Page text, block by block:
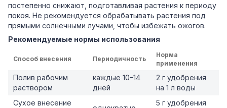
постепенно снижают, подготавливая растения к периоду
покоя. Не рекомендуется обрабатывать растения под
прямыми солнечными лучами, чтобы избежать ожогов.
Рекомендуемые нормы использования
Способ внесения Периодичность
Норма
применения
Полив рабочим
раствором
каждые 10–14
дней
2 г удобрения
на 1 л воды
Сухое внесение
5 г удобрения